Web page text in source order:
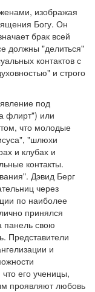
изображая
Богу. Он
брак всей
должны "делиться"
контактов с
и строго
под
флирт") или
что молодые
"шлюхи
и клубах и
контакты.
Дэвид Берг
через
по наиболее
принялся
панель свою
Представители
и
его ученицы,
проявляют любовь